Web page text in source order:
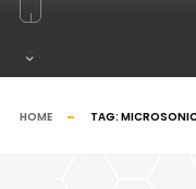
HOME TAG: